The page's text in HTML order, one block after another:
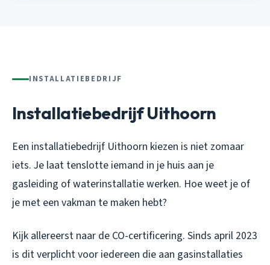
INSTALLATIEBEDRIJF
Installatiebedrijf Uithoorn
Een installatiebedrijf Uithoorn kiezen is niet zomaar
iets. Je laat tenslotte iemand in je huis aan je
gasleiding of waterinstallatie werken. Hoe weet je of
je met een vakman te maken hebt?
Kijk allereerst naar de CO-certificering. Sinds april 2023
is dit verplicht voor iedereen die aan gasinstallaties